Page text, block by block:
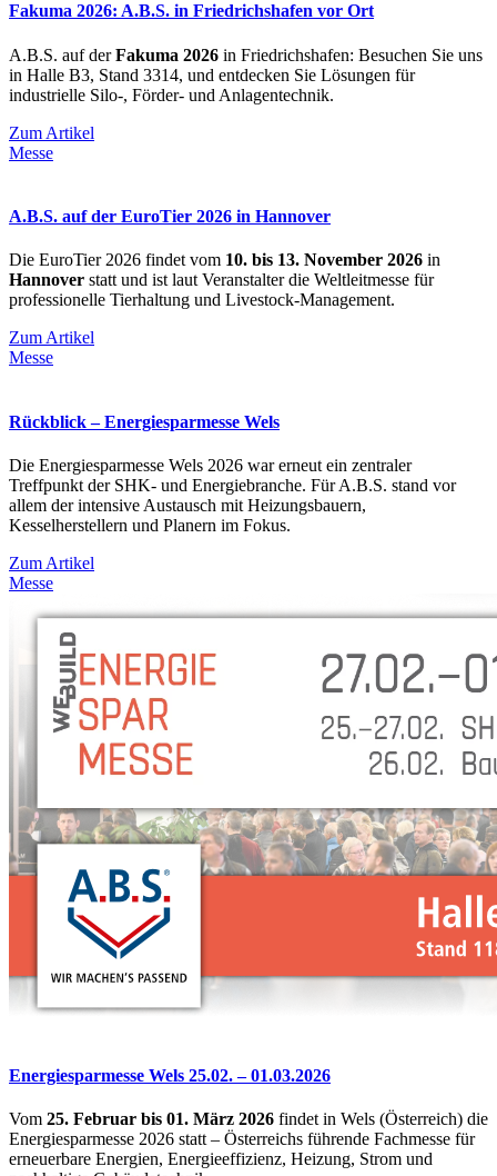
Fakuma 2026: A.B.S. in Friedrichshafen vor Ort
A.B.S. auf derFakuma 2026 in Friedrichshafen: Besuchen Sie uns
in Halle B3, Stand 3314, und entdecken Sie Lösungen für
industrielle Silo-, Förder- und Anlagentechnik.
Zum Artikel
Messe
A.B.S. auf der EuroTier 2026 in Hannover
Die EuroTier 2026 findet vom 10. bis 13. November 2026 in
Hannover statt und ist laut Veranstalter die Weltleitmesse für
professionelle Tierhaltung und Livestock-Management.
Zum Artikel
Messe
Rückblick – Energiesparmesse Wels
Die Energiesparmesse Wels 2026 war erneut ein zentraler
Treffpunkt der SHK- und Energiebranche. Für A.B.S. stand vor
allem der intensive Austausch mit Heizungsbauern,
Kesselherstellern und Planern im Fokus.
Zum Artikel
Messe
Energiesparmesse Wels 25.02. – 01.03.2026
Vom 25. Februar bis 01. März 2026 findet in Wels (Österreich) die
Energiesparmesse 2026 statt – Österreichs führende Fachmesse für
erneuerbare Energien, Energieeffizienz, Heizung, Strom und